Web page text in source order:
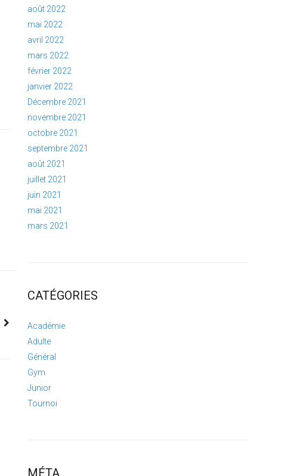
août 2022
mai 2022
avril 2022
mars 2022
février 2022
janvier 2022
Décembre 2021
novembre 2021
octobre 2021
septembre 2021
août 2021
juillet 2021
juin 2021
mai 2021
mars 2021
CATÉGORIES
Académie
Adulte
Général
Gym
Junior
Tournoi
MÉTA